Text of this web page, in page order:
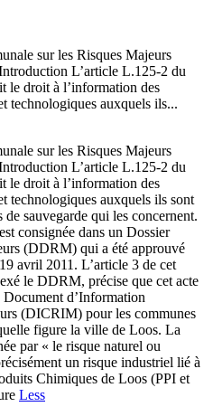
sur les Risques Majeurs
L’article L.125-2 du
le droit à l’information des
technologiques auxquels ils...
sur les Risques Majeurs
L’article L.125-2 du
le droit à l’information des
technologiques auxquels ils sont
sauvegarde qui les concernent.
consignée dans un Dossier
(DDRM) qui a été approuvé
avril 2011. L’article 3 de cet
le DDRM, précise que cet acte
d’Information
(DICRIM) pour les communes
figure la ville de Loos. La
par « le risque naturel ou
un risque industriel lié à
Chimiques de Loos (PPI et
Less